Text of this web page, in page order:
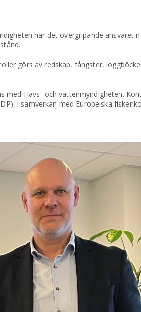
har det övergripande ansvaret
görs av redskap, fångster,
med Havs- och vattenmyndigheten.
i samverkan med Europeiska